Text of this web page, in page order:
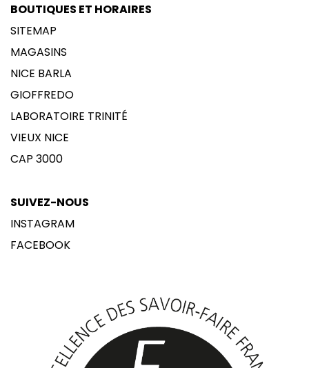
BOUTIQUES ET HORAIRES
SITEMAP
MAGASINS
NICE BARLA
GIOFFREDO
LABORATOIRE TRINITÉ
VIEUX NICE
CAP 3000
SUIVEZ-NOUS
INSTAGRAM
FACEBOOK